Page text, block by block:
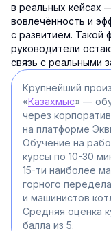
в реальных кейсах
вовлечённость и
с развитием. Такой
руководители
связь с реальными
Крупнейший
«Казахмыс» —
через
на платформе
Обучение на
курсы по 10-30
15-ти наиболее
горного
и машинистов
Средняя оценка
балла из 5.